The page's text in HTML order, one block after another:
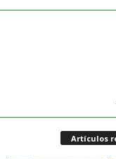
Artículos